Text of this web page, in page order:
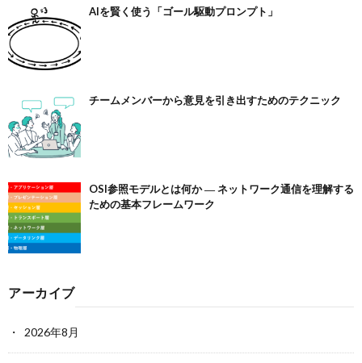
AIを賢く使う「ゴール駆動プロンプト」
チームメンバーから意見を引き出すためのテクニック
OSI参照モデルとは何か ― ネットワーク通信を理解する
ための基本フレームワーク
アーカイブ
2026年8月